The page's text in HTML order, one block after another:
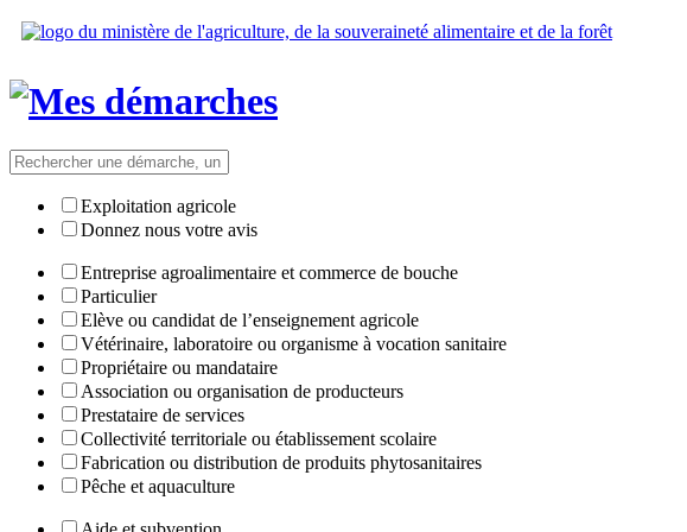
Exploitation agricole
Donnez nous votre avis
Entreprise agroalimentaire et commerce de bouche
Particulier
Elève ou candidat de l’enseignement agricole
Vétérinaire, laboratoire ou organisme à vocation sanitaire
Propriétaire ou mandataire
Association ou organisation de producteurs
Prestataire de services
Collectivité territoriale ou établissement scolaire
Fabrication ou distribution de produits phytosanitaires
Pêche et aquaculture